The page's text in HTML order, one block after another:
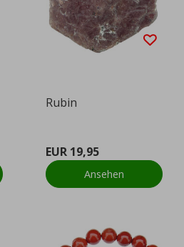
Rubin
EUR 19,95
Ansehen